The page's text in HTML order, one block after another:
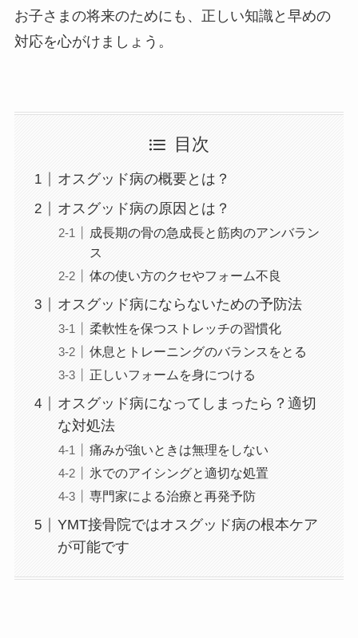
お子さまの将来のためにも、正しい知識と早めの
対応を心がけましょう。
目次
オスグッド病の概要とは？
オスグッド病の原因とは？
成長期の骨の急成長と筋肉のアンバラン
ス
体の使い方のクセやフォーム不良
オスグッド病にならないための予防法
柔軟性を保つストレッチの習慣化
休息とトレーニングのバランスをとる
正しいフォームを身につける
オスグッド病になってしまったら？適切
な対処法
痛みが強いときは無理をしない
氷でのアイシングと適切な処置
専門家による治療と再発予防
YMT接骨院ではオスグッド病の根本ケア
が可能です